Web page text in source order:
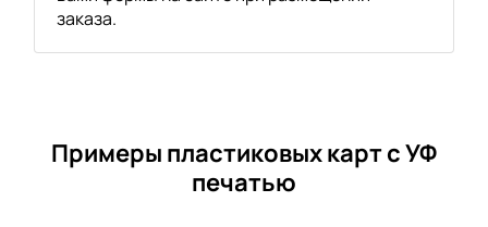
заказа.
Примеры пластиковых карт с УФ
печатью